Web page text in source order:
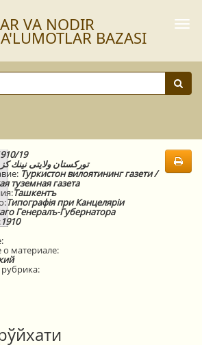
VА NODIR
BАZАSI
19
توركستان ولايتى نينك
Туркистон вилоятининг газети /
туземная газета
Ташкентъ
Типографiя при Канцелярiи
Генералъ-Губернатора
1910
материале: